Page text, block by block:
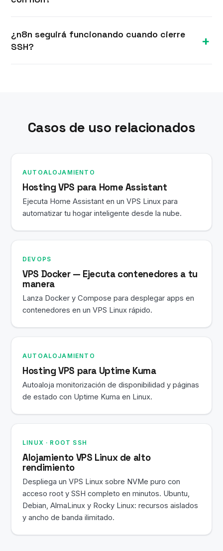
con muchas ejecuciones simultáneas o grandes
aprovisionan en minutos tras el pedido. Recibes
tu IP y credenciales root SSH por correo y puedes
¿n8n seguirá funcionando cuando cierre
SSH?
Casos de uso relacionados
AUTOALOJAMIENTO
Hosting VPS para Home Assistant
Ejecuta Home Assistant en un VPS Linux para
automatizar tu hogar inteligente desde la nube.
DEVOPS
VPS Docker — Ejecuta contenedores a tu
manera
Lanza Docker y Compose para desplegar apps en
contenedores en un VPS Linux rápido.
AUTOALOJAMIENTO
Hosting VPS para Uptime Kuma
Autoaloja monitorización de disponibilidad y páginas
de estado con Uptime Kuma en Linux.
LINUX · ROOT SSH
Alojamiento VPS Linux de alto
rendimiento
Despliega un VPS Linux sobre NVMe puro con
acceso root y SSH completo en minutos. Ubuntu,
Debian, AlmaLinux y Rocky Linux: recursos aislados
y ancho de banda ilimitado.